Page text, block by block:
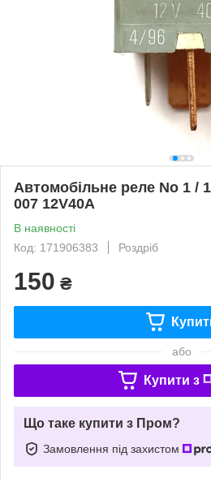
Автомобільне реле No 1 /
007 12V40A
В наявності
Код: 171906383
Роздріб
150 ₴
або
Купити з
Що таке купити з Пром?
Замовлення під захистом